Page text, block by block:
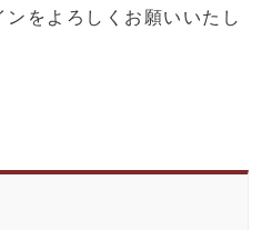
をよろしくお願いいたし